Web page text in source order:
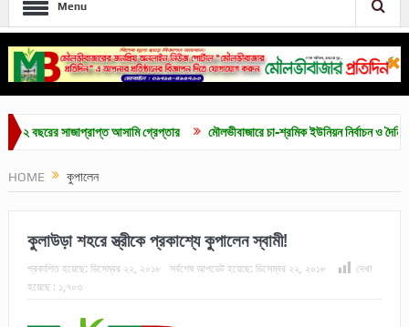
Menu
সাজাপ্রাপ্ত আসামি গ্রেপ্তার মৌলভীবাজারে চা-শ্রমিক ইউনিয়ন নির্বাচন ও দৈনিক ৫০০
HOME কুপালেন
কুলাউড়া শহরে স্ত্রীকে প্রকাশ্যে কুপালেন স্বামী!
প্রকাশিত হয়েছে: ডিসেম্বর ২২, ২০১৮ সর্বশেষ আপডেট হয়েছে: ডিসেম্বর ২২, ২০১৮
দেখা
হয়েছে : ১,৭০৩